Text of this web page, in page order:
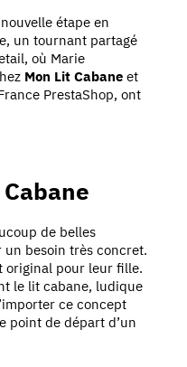
étape en
un tournant partagé
où Marie
Mon Lit Cabane et
PrestaShop, ont
de belles
besoin très concret.
original pour leur fille.
le lit cabane, ludique
ce concept
point de départ d’un